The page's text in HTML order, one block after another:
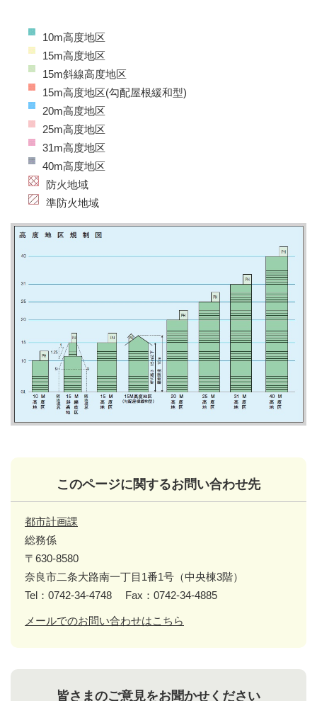
10m高度地区
15m高度地区
15m斜線高度地区
15m高度地区(勾配屋根緩和型)
20m高度地区
25m高度地区
31m高度地区
40m高度地区
防火地域
準防火地域
このページに関するお問い合わせ先
都市計画課
総務係
〒630-8580
奈良市二条大路南一丁目1番1号（中央棟3階）
Tel：0742-34-4748
Fax：0742-34-4885
メールでのお問い合わせはこちら
皆さまのご意見をお聞かせください